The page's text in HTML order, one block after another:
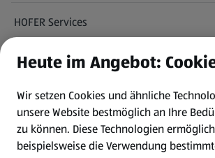
HOFER Services
Newsletter
WhatsApp
Gewinnspiele
Heute im Angebot:
Wir setzen Cookies und ähnliche
unsere Website bestmöglich an Ihre
zu können. Diese Technologien
beispielsweise die Verwendung